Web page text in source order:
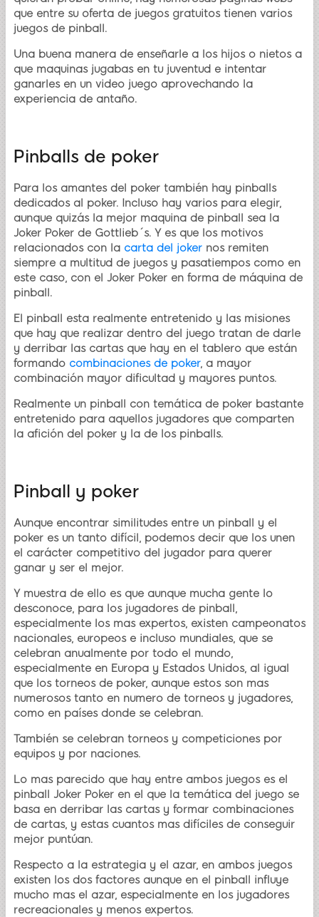
que entre su oferta de juegos gratuitos tienen varios
juegos de pinball.
Una buena manera de enseñarle a los hijos o nietos a
que maquinas jugabas en tu juventud e intentar
ganarles en un video juego aprovechando la
experiencia de antaño.
Pinballs de poker
Para los amantes del poker también hay pinballs
dedicados al poker. Incluso hay varios para elegir,
aunque quizás la mejor maquina de pinball sea la
Joker Poker de Gottlieb´s. Y es que los motivos
relacionados con la carta del joker nos remiten
siempre a multitud de juegos y pasatiempos como en
este caso, con el Joker Poker en forma de máquina de
pinball.
El pinball esta realmente entretenido y las misiones
que hay que realizar dentro del juego tratan de darle
y derribar las cartas que hay en el tablero que están
formando combinaciones de poker, a mayor
combinación mayor dificultad y mayores puntos.
Realmente un pinball con temática de poker bastante
entretenido para aquellos jugadores que comparten
la afición del poker y la de los pinballs.
Pinball y poker
Aunque encontrar similitudes entre un pinball y el
poker es un tanto difícil, podemos decir que los unen
el carácter competitivo del jugador para querer
ganar y ser el mejor.
Y muestra de ello es que aunque mucha gente lo
desconoce, para los jugadores de pinball,
especialmente los mas expertos, existen campeonatos
nacionales, europeos e incluso mundiales, que se
celebran anualmente por todo el mundo,
especialmente en Europa y Estados Unidos, al igual
que los torneos de poker, aunque estos son mas
numerosos tanto en numero de torneos y jugadores,
como en países donde se celebran.
También se celebran torneos y competiciones por
equipos y por naciones.
Lo mas parecido que hay entre ambos juegos es el
pinball Joker Poker en el que la temática del juego se
basa en derribar las cartas y formar combinaciones
de cartas, y estas cuantos mas difíciles de conseguir
mejor puntúan.
Respecto a la estrategia y el azar, en ambos juegos
existen los dos factores aunque en el pinball influye
mucho mas el azar, especialmente en los jugadores
recreacionales y menos expertos.